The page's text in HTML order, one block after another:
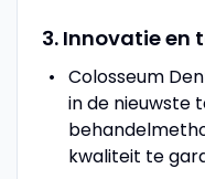
3. Innovatie en
Colosseum
in de nieuwste
kwaliteit te